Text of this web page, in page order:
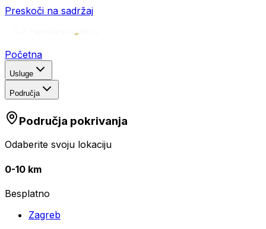
Preskoči na sadržaj
Početna
Usluge
Područja
Područja pokrivanja
Odaberite svoju lokaciju
0-10 km
Besplatno
Zagreb